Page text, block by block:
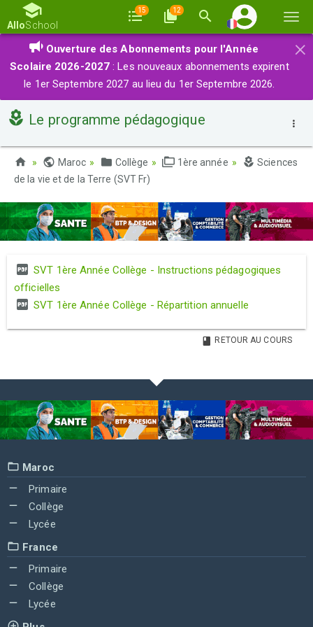
la
AlloSchool
15 12
×
Ouverture des Abonnements pour l'Année
Scolaire 2026-2027 : Les nouveaux abonnements expirent
le 1er Septembre 2027 au lieu du 1er Septembre 2026.
Le programme pédagogique
Maroc Collège 1ère année
Sciences
de la vie et de la Terre (SVT Fr)
SVT 1ère Année Collège - Instructions pédagogiques
officielles
SVT 1ère Année Collège - Répartition annuelle
RETOUR AU COURS
Maroc
Primaire
Collège
Lycée
France
Primaire
Collège
Lycée